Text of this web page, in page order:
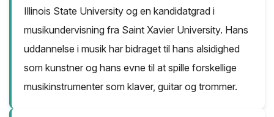
Illinois State University og en kandidatgrad i
musikundervisning fra Saint Xavier University. Hans
uddannelse i musik har bidraget til hans alsidighed
som kunstner og hans evne til at spille forskellige
musikinstrumenter som klaver, guitar og trommer.